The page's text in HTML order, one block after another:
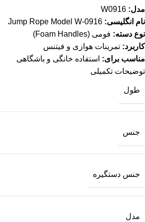
مدل:
نام انگلیسی:
نوع دسته: فومی (Foam Handles)
کاربرد: تمرینات هوازی و فیتنس
مناسب برای: استفاده خانگی و باشگاهی
توضیحات تکمیلی
طول
جنس
جنس دستگیره
مدل